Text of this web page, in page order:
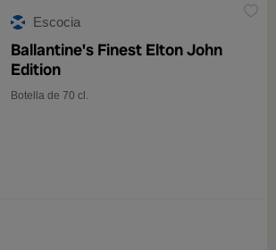
Escocia
Ballantine's Finest Elton John
Edition
Botella de 70 cl.